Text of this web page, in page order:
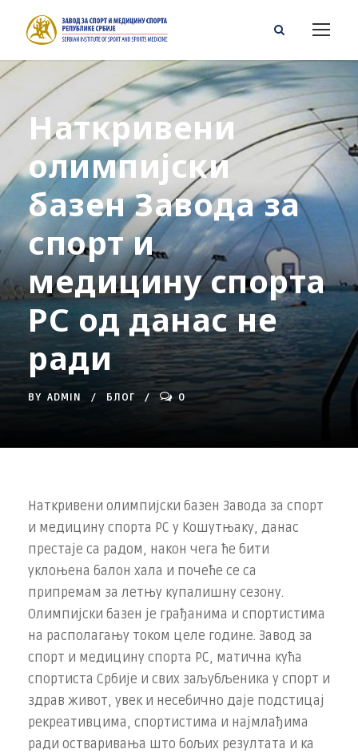
Наткривени
олимпијски
базен Завода за
спорт и
медицину спорта
РС од данас не
ради
BY ADMIN БЛОГ 0
Наткривени олимпијски базен Завода за спорт
и медицину спорта РС у Кошутњаку, данас
престаје са радом, након чега ће бити
уклоњена балон хала и почеће се са
припремам за летњу купалишну сезону.
Олимпијски базен је грађанима и спортистима
на располагању током целе године. Завод за
спорт и медицину спорта РС, матична кућа
спортиста Србије и свих заљубљеника у спорт и
здрав живот, увек и несебично даје подстицај
рекреативцима, спортистима и најмлађима
ради остваривања што бољих резултата и ка